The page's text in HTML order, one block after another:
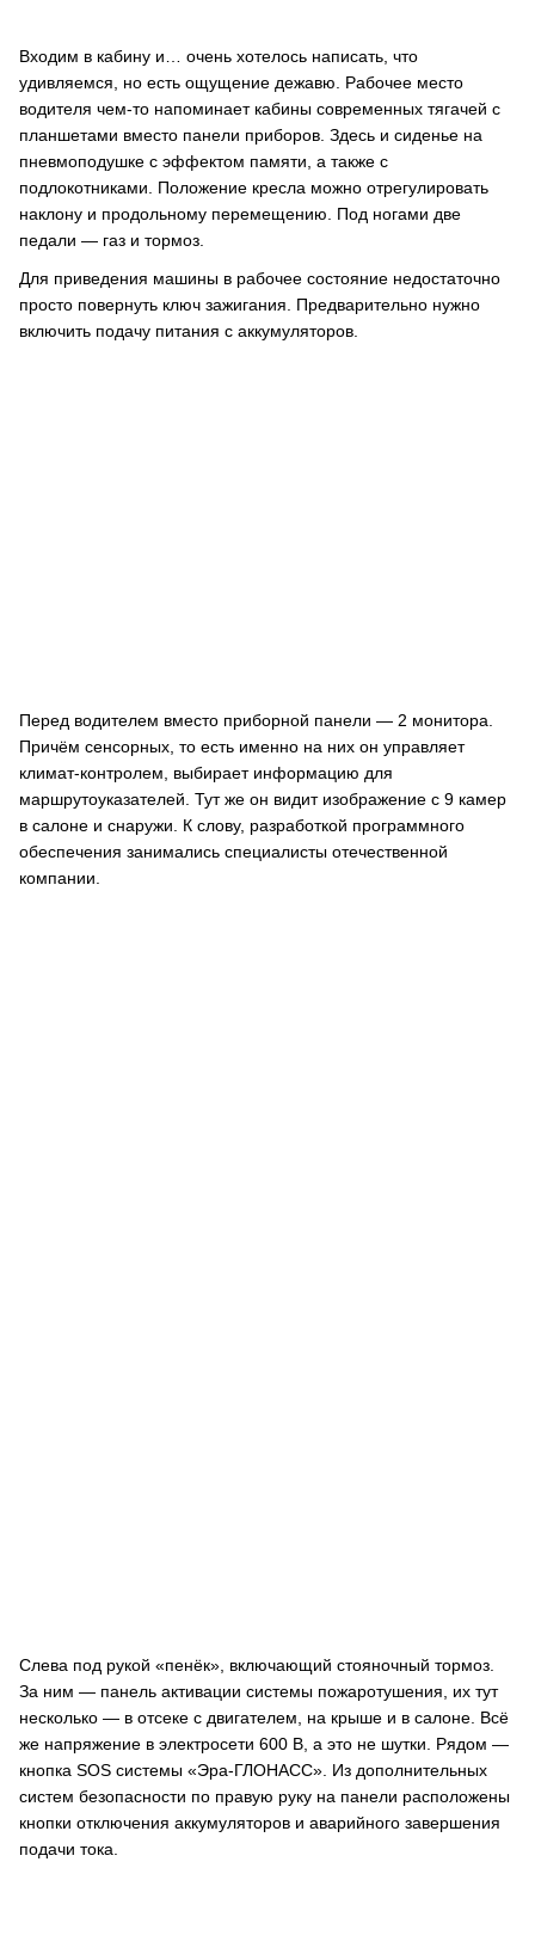
Входим в кабину и… очень хотелось написать, что
удивляемся, но есть ощущение дежавю. Рабочее место
водителя чем-то напоминает кабины современных тягачей с
планшетами вместо панели приборов. Здесь и сиденье на
пневмоподушке с эффектом памяти, а также с
подлокотниками. Положение кресла можно отрегулировать
наклону и продольному перемещению. Под ногами две
педали — газ и тормоз.
Для приведения машины в рабочее состояние недостаточно
просто повернуть ключ зажигания. Предварительно нужно
включить подачу питания с аккумуляторов.
Перед водителем вместо приборной панели — 2 монитора.
Причём сенсорных, то есть именно на них он управляет
климат-контролем, выбирает информацию для
маршрутоуказателей. Тут же он видит изображение с 9 камер
в салоне и снаружи. К слову, разработкой программного
обеспечения занимались специалисты отечественной
компании.
Слева под рукой «пенёк», включающий стояночный тормоз.
За ним — панель активации системы пожаротушения, их тут
несколько — в отсеке с двигателем, на крыше и в салоне. Всё
же напряжение в электросети 600 В, а это не шутки. Рядом —
кнопка SOS системы «Эра-ГЛОНАСС». Из дополнительных
систем безопасности по правую руку на панели расположены
кнопки отключения аккумуляторов и аварийного завершения
подачи тока.